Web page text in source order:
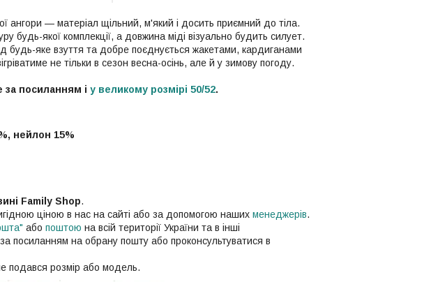
ангори — матеріал щільний, м'який і досить приємний до тіла.
будь-якої комплекції, а довжина міді візуально будить силует.
будь-яке взуття та добре поєднується жакетами, кардиганами
не тільки в сезон весна-осінь, але й у зимову погоду.
за посиланням і у великому розмірі 50/52.
нейлон 15%
Family Shop.
ціною в нас на сайті або за допомогою наших менеджерів.
або поштою на всій території України та в інші
посиланням на обрану пошту або проконсультуватися в
подався розмір або модель.